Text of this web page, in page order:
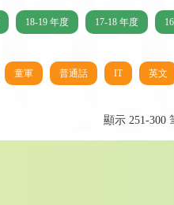
18-19 年度 17-18 年度
童軍 普通話 IT 英文
顯示 251-300